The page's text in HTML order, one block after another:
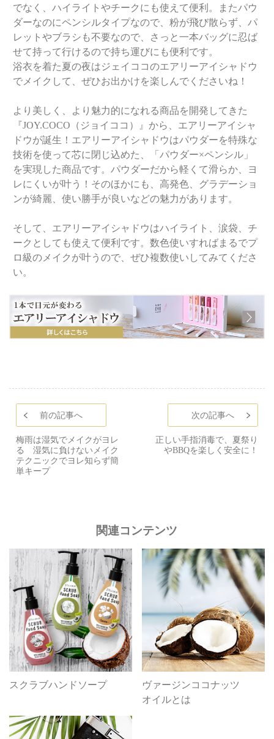
でなく、ハイライトやチークにも使えて便利。またパウ
ダーなのにペンシルタイプなので、粉が飛び散らず、パ
レットやブラシも不要なので、さっと一本バッグに忍ば
せて持って行けるので持ち運びにも便利です。
浴衣を着た夏の夜はジェイココのエアリーアイシャドウ
でメイクして、ぜひお出かけを楽しんでくださいね！
より美しく、より魅力的になれる商品を開発してきた
『JOY.COCO（ジョイココ）』から、エアリーアイシャ
ドウが誕生！エアリーアイシャドウはパウダーを特殊な
技術を使って芯に閉じ込めた、「パウダー×ペンシル」
を実現した商品です。パウダーだから軽くて滑らか、ヨ
レにくいが叶う！そのほかにも、高発色、グラデーショ
ンが綺麗、使い勝手が良いなどの魅力があります。
そして、エアリーアイシャドウはハイライト、涙袋、チ
ークとしても使えて便利です。数色使いすればまるでプ
ロ級のメイクが叶うので、ぜひ複数使いしてみてくださ
い。
前の記事へ
梅雨は湿気でメイクがヨレ
る 湿気に負けないメイク
テクニックでヨレ知らず簡
単キープ
次の記事へ
正しい手指消毒で、夏祭り
やBBQを楽しく安全に！
関連コンテンツ
スクラブハンドソープ
ヴァージンココナッツ
オイルとは